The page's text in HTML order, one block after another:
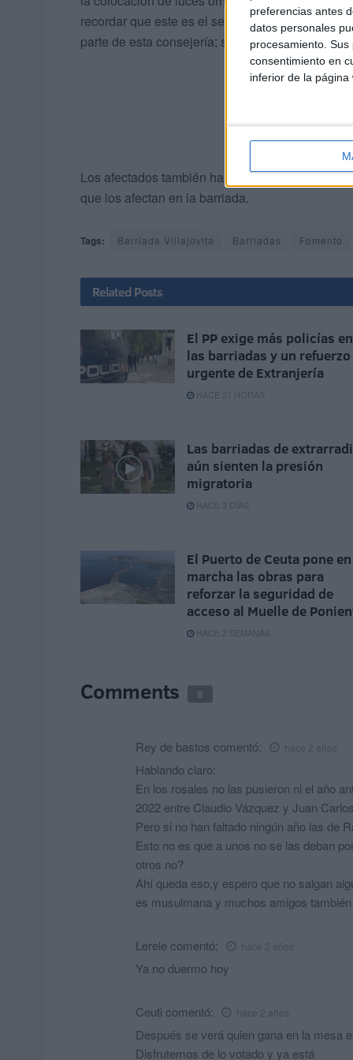
preferencias antes
datos personales
procesamiento.
consentimiento en
inferior de la página
recordar que este es el segundo año que
parte de esta consejería; sin embargo, a la vista
Los afectados también han aprovechado la
que los afectan en la barriada.
Tags: Barriada Villajovita Barriadas Fomento
Related Posts
El PP exige más policías en
las barriadas y un refuerzo
urgente de Extranjería
HACE 21 HORAS
Las barriadas de
aún sienten la presión
migratoria
HACE 3 DÍAS
El Puerto de Ceuta pone en
marcha las obras para
reforzar la seguridad de
acceso al Muelle de
HACE 2 SEMANAS
Comments 8
Rey de bastos comentó: hace 2 años
Hablando claro:
En los rosales no las pusieron ni el año
2022 entre Claudio Vázquez y Juan
Pero si no han faltado ningún año las de
Esto no es que a unos no se las deban
otros no?
Ahí queda eso,y espero que no salgan
es musulmana y muchos amigos
Lerele comentó: hace 2 años
Ya no duermo hoy
Ceuti comentó: hace 2 años
Después se verá quien gana en la mesa
Disfrutemos de lo votado y ya está